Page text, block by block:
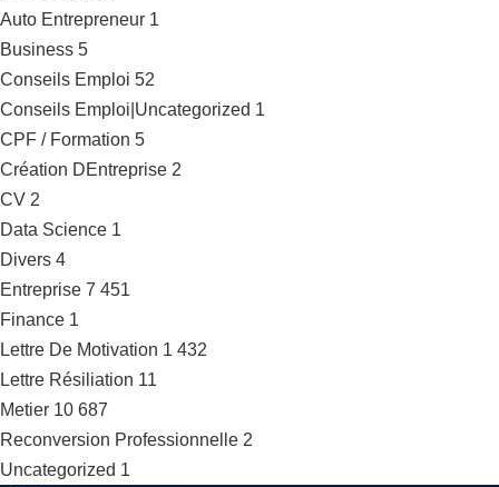
Auto Entrepreneur 1
Business 5
Conseils Emploi 52
Conseils Emploi|Uncategorized 1
CPF / Formation 5
Création DEntreprise 2
CV 2
Data Science 1
Divers 4
Entreprise 7 451
Finance 1
Lettre De Motivation 1 432
Lettre Résiliation 11
Metier 10 687
Reconversion Professionnelle 2
Uncategorized 1